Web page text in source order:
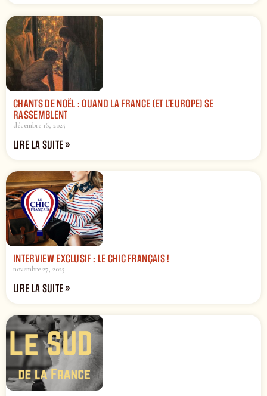
CHANTS DE NOËL : QUAND LA FRANCE (ET L’EUROPE) SE
RASSEMBLENT
décembre 16, 2025
LIRE LA SUITE »
INTERVIEW EXCLUSIF : LE CHIC FRANÇAIS !
novembre 27, 2025
LIRE LA SUITE »